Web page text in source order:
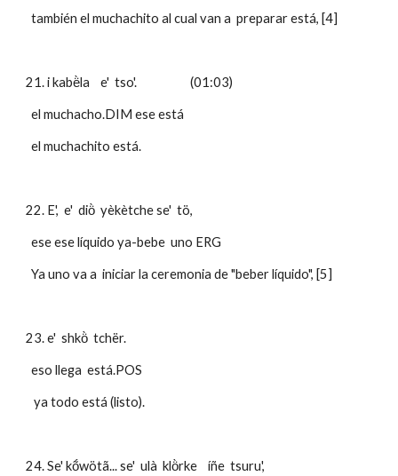
  también el muchachito al cual van a  preparar está, [4]
21. i kabë̀la    e'  tso'.                    (01:03)
  el muchacho.DIM ese está
  el muchachito está.
22. E',  e'  diö̀  yèkètche se'  tö,
  ese ese líquido ya-bebe  uno ERG
  Ya uno va a  iniciar la ceremonia de "beber líquido", [5]
23. e'  shkö̀  tchër.
  eso llega  está.POS
   ya todo está (listo).
24. Se' kṍwötã... se'  ulà  klö̀rke    íñe  tsuru',